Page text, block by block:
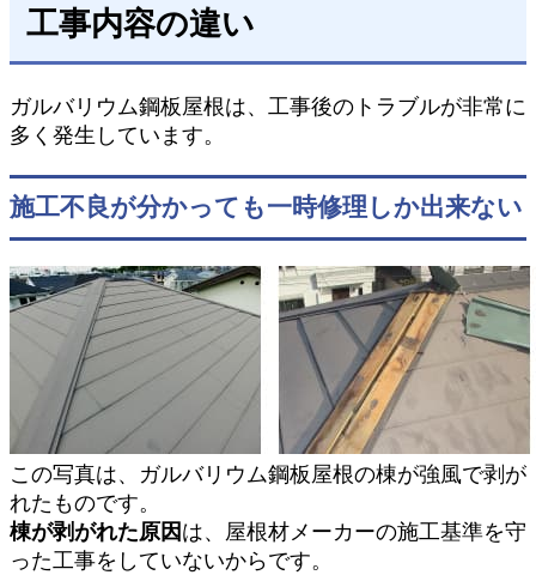
工事内容の違い
ガルバリウム鋼板屋根は、工事後のトラブルが非常に
多く発生しています。
施工不良が分かっても一時修理しか出来ない
この写真は、ガルバリウム鋼板屋根の棟が強風で剥が
れたものです。
棟が剥がれた原因 は、屋根材メーカーの施工基準を守
った工事をしていないからです。